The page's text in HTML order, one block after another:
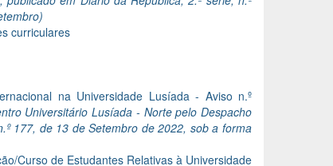
curriculares
na Universidade Lusíada - Aviso n.º
Universitário Lusíada - Norte pelo Despacho
177, de 13 de Setembro de 2022, sob a forma
Curso de Estudantes Relativas à Universidade